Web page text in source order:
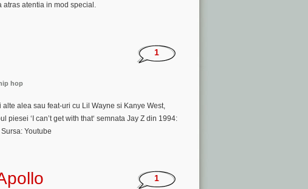
atras atentia in mod special.
hop
1
alea sau feat-uri cu Lil Wayne si Kanye West,
‘I can’t get with that‘ semnata Jay Z din 1994:
Youtube
1